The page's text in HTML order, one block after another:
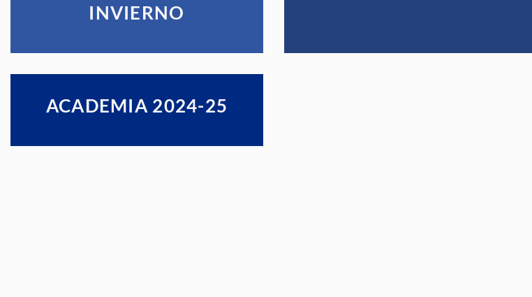
INVIERNO
ACADEMIA 2024-25